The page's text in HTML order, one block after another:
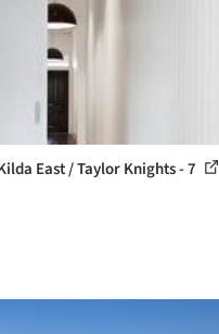
East / Taylor Knights - 7